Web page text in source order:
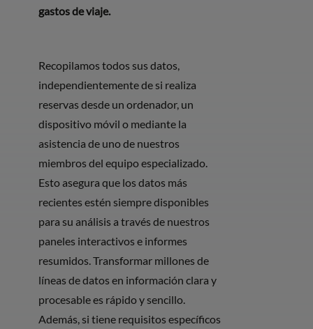
gastos de viaje.
Recopilamos todos sus datos,
independientemente de si realiza
reservas desde un ordenador, un
dispositivo móvil o mediante la
asistencia de uno de nuestros
miembros del equipo especializado.
Esto asegura que los datos más
recientes estén siempre disponibles
para su análisis a través de nuestros
paneles interactivos e informes
resumidos. Transformar millones de
líneas de datos en información clara y
procesable es rápido y sencillo.
Además, si tiene requisitos específicos